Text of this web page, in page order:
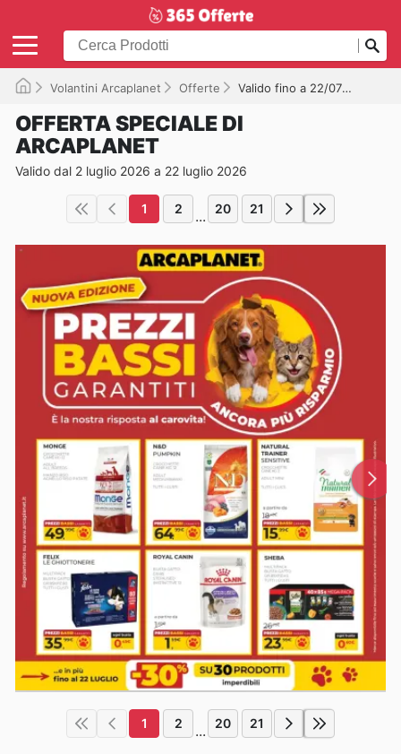
Volantini Arcaplanet Offerte Valido fino a 22/07/2026
OFFERTA SPECIALE DI
ARCAPLANET
Valido dal 2 luglio 2026 a 22 luglio 2026
1 2 ... 20 21
1 2 ... 20 21